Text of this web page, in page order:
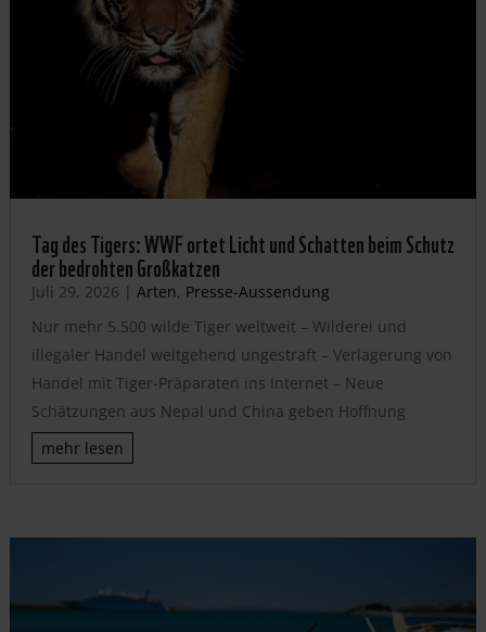
Tag des Tigers: WWF ortet Licht und Schatten beim Schutz
der bedrohten Großkatzen
Juli 29, 2026 | Arten, Presse-Aussendung
Nur mehr 5.500 wilde Tiger weltweit – Wilderei und
illegaler Handel weitgehend ungestraft – Verlagerung von
Handel mit Tiger-Präparaten ins Internet – Neue
Schätzungen aus Nepal und China geben Hoffnung
mehr lesen